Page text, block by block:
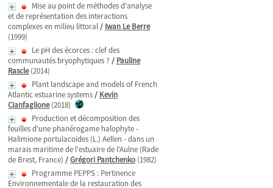
Mise au point de méthodes d'analyse
et de représentation des interactions
complexes en milieu littoral/ Iwan Le Berre
(1999)
Le pH des écorces : clef des
communautés bryophytiques ? / Pauline
Rascle(2014)
Plant landscape and models of French
Atlantic estuarine systems/ Kevin
Cianfaglione(2018)
Production et décomposition des
feuilles d'une phanérogame halophyte -
Halimione portulacoides (L.) Aellen - dans un
marais maritime de l'estuaire de l'Aulne (Rade
de Brest, France) /Grégori Pantchenko (1982)
Programme PEPPS : Pertinence
Environnementale de la restauration des